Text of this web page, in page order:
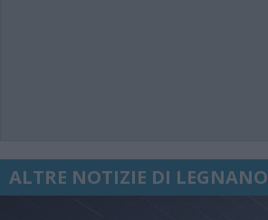
ALTRE NOTIZIE DI LEGNANO